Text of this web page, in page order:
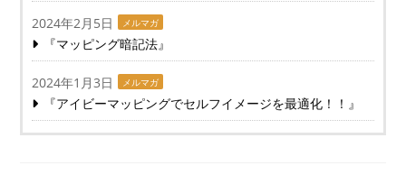
2024年2月5日 メルマガ
『マッピング暗記法』
2024年1月3日 メルマガ
『アイビーマッピングでセルフイメージを最適化！！』